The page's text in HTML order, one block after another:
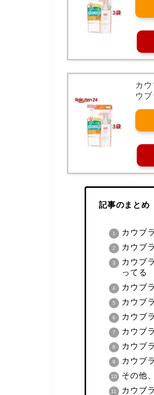
カ
ウブ
記事のまとめ
カウブ
カウブ
カウブ
ってる
カウブ
カウブ
カウブ
カウブ
カウブ
カウブ
その他
カウブ